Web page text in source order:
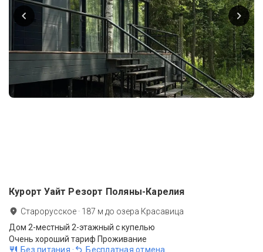
Курорт Уайт Резорт Поляны-Карелия
Старорусское · 187 м до озера Красавица
Дом 2-местный 2-этажный с купелью
Очень хороший тариф Проживание
Без питания · Бесплатная отмена